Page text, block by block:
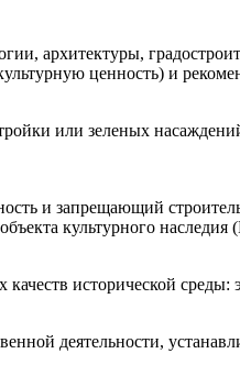
архитектуры,
ценность) и
или зеленых
и запрещающий
культурного
исторической среды:
деятельности,